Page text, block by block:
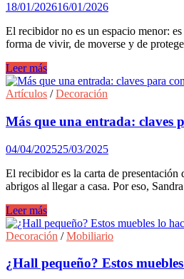
18/01/202616/01/2026
El recibidor no es un espacio menor:
forma de vivir, de moverse y de
Recibidor
abierto
o
Leer más
Artículos /Decoración
Más que una entrada: claves
04/04/202525/03/2025
El recibidor es la carta de
abrigos al llegar a casa. Por eso,
Más
que
una
claves
para
Leer más
Decoración /Mobiliario
¿Hall pequeño? Estos